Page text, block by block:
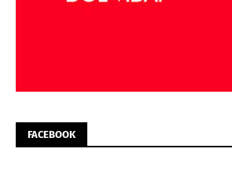
FACEBOOK